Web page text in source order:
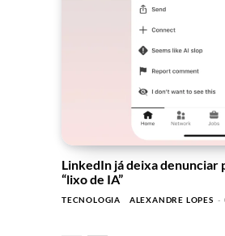
LinkedIn já deixa denunciar
“lixo de IA”
TECNOLOGIA ALEXANDRE LOPES -